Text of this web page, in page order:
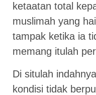
ketaatan total
muslimah yang
tampak ketika ia
memang itulah
Di situlah
kondisi tidak